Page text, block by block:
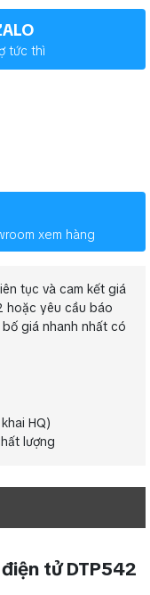
tức thì
xem hàng
tục và cam kết giá
hoặc yêu cầu báo
giá nhanh nhất có
HQ)
lượng
tử DTP542